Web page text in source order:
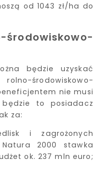
od 1043 zł/ha do
będzie uzyskać
środowiskowo-
nie musi
to posiadacz
za:
i zagrożonych
2000 stawka
ok. 237 mln euro;